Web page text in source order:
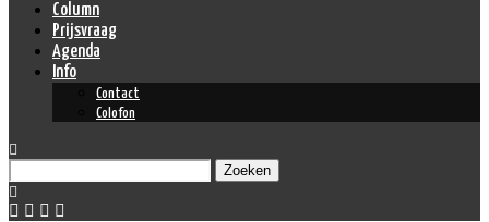
Column
Prijsvraag
Agenda
Info
Contact
Colofon
Zoeken